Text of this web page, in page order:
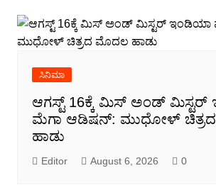
ಸಿನಿಮಾ
ಆಗಸ್ಟ್ 16ಕ್ಕೆ ಮಿಸ್ ಅಂಡ್ ಮಿಸ್ಟರ್
ಮೆಗಾ ಆಡಿಷನ್: ಮುಧೋಳ್
ಹಾಡು
Editor August 6, 2026 0